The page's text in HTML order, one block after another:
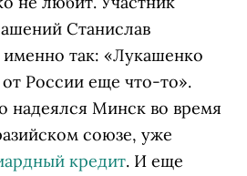
Станислав
именно так: «Лукашенко
России еще что-то».
надеялся Минск во время
союзе, уже
кредит. И еще